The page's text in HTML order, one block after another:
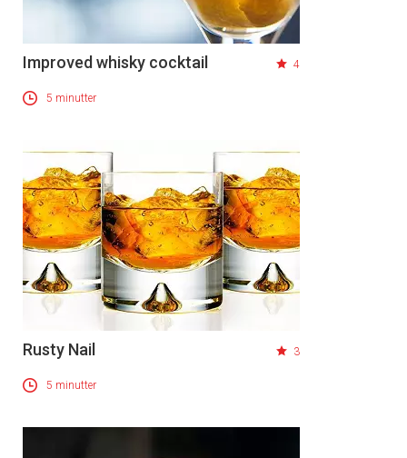
Improved whisky cocktail 4
5 minutter
Rusty Nail 3
5 minutter